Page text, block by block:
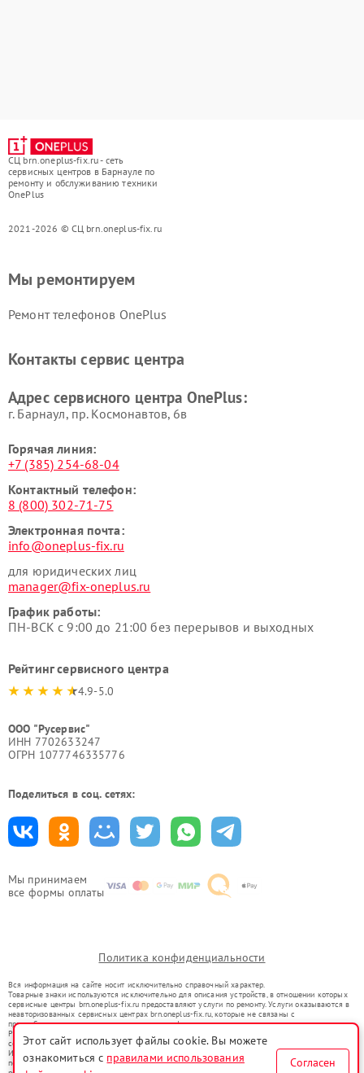
СЦ brn.oneplus-fix.ru - сеть
сервисных центров в Барнауле по
ремонту и обслуживанию техники
OnePlus
2021-2026 © СЦ brn.oneplus-fix.ru
Мы принимаем
все формы оплаты
Мы ремонтируем
Ремонт телефонов OnePlus
Контакты сервис центра
Адрес сервисного центра OnePlus:
г. Барнаул, ​пр. Космонавтов, 6в
Горячая линия:
+7 (385) 254-68-04
Контактный телефон:
8 (800) 302-71-75
Электронная почта:
info@oneplus-fix.ru
для юридических лиц
manager@fix-oneplus.ru
График работы:
ПН-ВСК с 9:00 до 21:00 без перерывов и выходных
Рейтинг сервисного центра
4.9-5.0
ООО "Русервис"
ИНН 7702633247
ОГРН 1077746335776
Поделиться в соц. сетях:
Политика конфиденциальности
Вся информация на сайте носит исключительно справочный характер.
Товарные знаки используются исключительно для описания устройств, в отношении которых
сервисные центры brn.oneplus-fix.ru предоставляют услуги по ремонту. Услуги оказываются в
неавторизованных сервисных центрах brn.oneplus-fix.ru, которые не связаны с
правообладателями товарных знаков или их официальными представителями.
Ремонт осуществляется для устройств, уже введенных в гражданский оборот в соответствии
со статьей 1487 ГК РФ.
Использование товарных знаков не преследует цели индивидуализации услуг или введения
потребителей в заблуждение, а служит для информирования о предоставляемых услугах по
Этот сайт использует файлы cookie. Вы можете
ознакомиться с правилами использования
Согласен